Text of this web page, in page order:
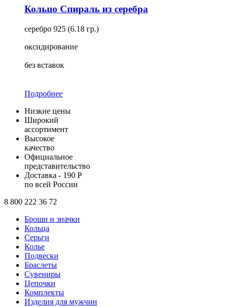
Кольцо Спираль из серебра
серебро 925 (6.18 гр.)
оксидирование
без вставок
Подробнее
Низкие цены
Широкий
ассортимент
Высокое
качество
Официальное
представительство
Доставка - 190 Р
по всей России
8 800 222 36 72
Броши и значки
Кольца
Серьги
Колье
Подвески
Браслеты
Сувениры
Цепочки
Комплекты
Изделия для мужчин